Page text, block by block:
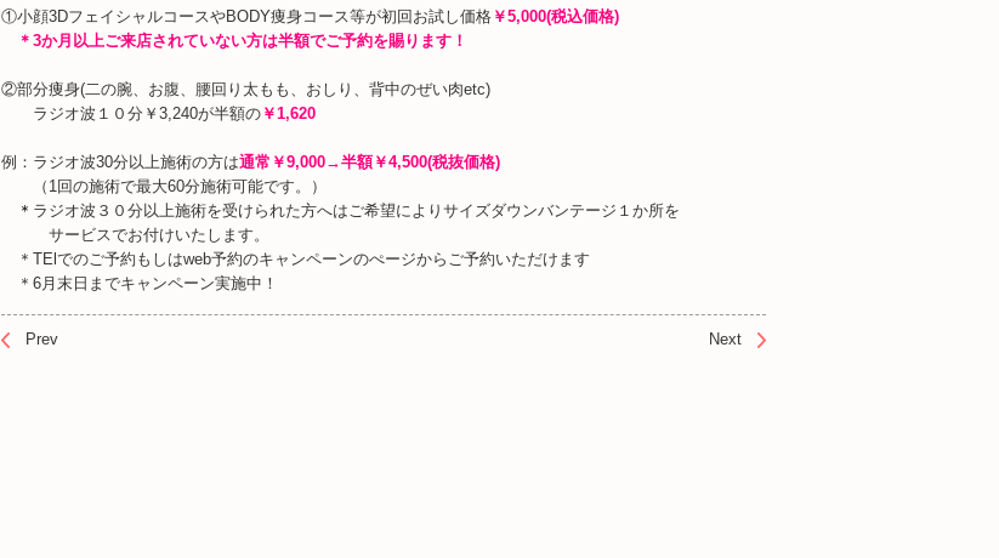
①小顔3DフェイシャルコースやBODY痩身コース等が初回お試し価格 ￥5,000(税込価格)
＊3か月以上ご来店されていない方は半額でご予約を賜ります！
②部分痩身(二の腕、お腹、腰回り太もも、おしり、背中のぜい肉etc)
ラジオ波１０分￥3,240が半額の ￥1,620
例： ラジオ波30分以上施術の方は通常￥9,000→半額￥4,500(税抜価格)
（1回の施術で最大60分施術可能です。）
＊ ラジオ波３０分以上施術を受けられた方へはご希望によりサイズダウンバンテージ１か所を
サービスでお付けいたします。
＊TElでのご予約もしはweb予約のキャンペーンのぺージからご予約いただけます
＊6月末日までキャンペーン実施中！
Prev Next